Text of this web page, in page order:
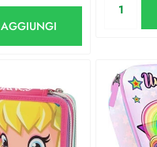
AGGIUNGI